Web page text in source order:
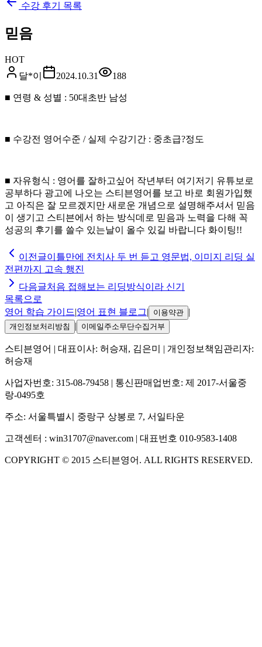
수강 후기 목록
믿음
HOT
달*이
2024.10.31 188
■ 연령 & 성별 : 50대초반 남성
■ 수강전 영어수준 / 실제 수강기간 : 중초급?정도
■ 자유형식 : 영어를 잘하고싶어 작년부터 여기저기 유튜보로
공부하다 광고에 나오는 스티븐영어를 보고 바로 회원가입했
고 아직은 잘 모르겠지만 새로운 개념으로 설명해주셔서 믿음
이 생기고 스티븐에서 하는 방식데로 믿음과 노력을 다해 꼭
성공의 후기를 쓸수 있는날이 올수 있길 바랍니다 화이팅!!
이전글이틀만에 전치사 두 번 듣고 영문법, 이미지 리딩 실
전편까지 고속 행진
다음글처음 접해보는 리딩방식이라 신기
목록으로
영어 학습 가이드|영어 표현 블로그| 이용약관 |
개인정보처리방침 | 이메일주소무단수집거부
스티븐영어 | 대표이사: 허승재, 김은미
| 개인정보책임관리자:
허승재
사업자번호: 315-08-79458 | 통신판매업번호: 제 2017-서울중
랑-0495호
주소: 서울특별시 중랑구 상봉로 7, 서일타운
고객센터 : win31707@naver.com | 대표번호 010-9583-1408
COPYRIGHT © 2015 스티븐영어 . ALL RIGHTS RESERVED.